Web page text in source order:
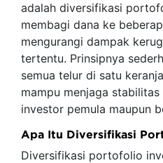
adalah diversifikasi
membagi dana ke
mengurangi dampak
tertentu. Prinsipnya
semua telur di satu
mampu menjaga
investor pemula maupun
Apa Itu Diversifikasi
Diversifikasi portofolio